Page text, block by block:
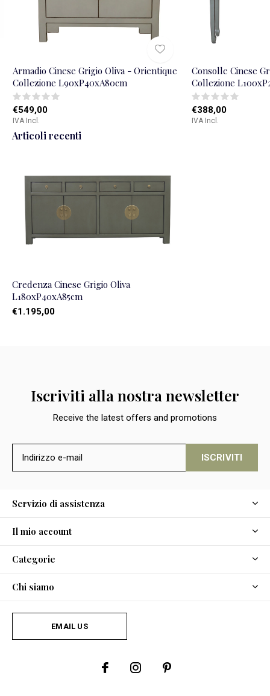
Armadio Cinese Grigio Oliva - Orientique
Collezione L90xP40xA80cm
€549,00
IVA Incl.
Consolle Cinese
Collezione
€388,00
IVA Incl.
Articoli recenti
Credenza Cinese Grigio Oliva
L180xP40xA85cm
€1.195,00
Iscriviti alla nostra newsletter
Receive the latest offers and promotions
ISCRIVITI
Servizio di assistenza
Il mio account
Categorie
Chi siamo
EMAIL US